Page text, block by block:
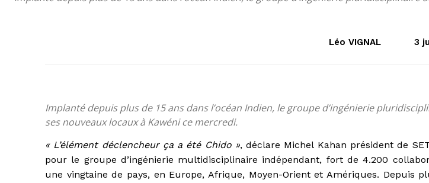
Léo VIGNAL 3
Implanté depuis plus de 15 ans dans l’océan Indien, le groupe d’ingénierie
ses nouveaux locaux à Kawéni ce mercredi.
« L’élément déclencheur ça a été Chido », déclare Michel Kahan président de
pour le groupe d’ingénierie multidisciplinaire indépendant, fort de 4.200
une vingtaine de pays, en Europe, Afrique, Moyen-Orient et Amériques. Depuis